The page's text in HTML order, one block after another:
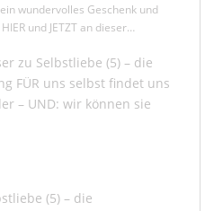
wundervolles Geschenk und
und JETZT an dieser…
zu Selbstliebe (5) – die
FÜR uns selbst findet uns
– UND: wir können sie
(5) – die